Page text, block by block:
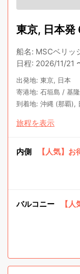
東京, 日本発
船名: MSCベリッ
日程: 2026/11/21
出発地: 東京, 日本
寄港地: 石垣島 / 基
到着地: 沖縄 (那覇),
旅程を表示
内側 【人気】
バルコニー 【